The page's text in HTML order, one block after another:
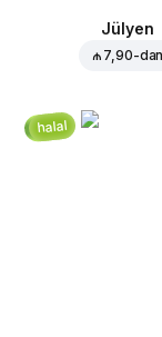
Jülyen
₼ 7,90-dan
halal